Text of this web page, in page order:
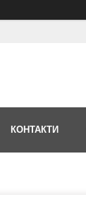
КОНТАКТИ